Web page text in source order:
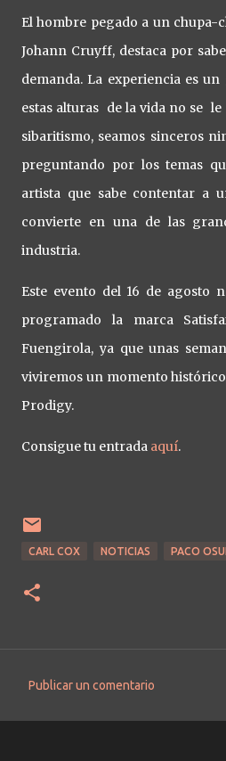
El hombre pegado a un chupa-
Johann Cruyff, destaca por
demanda. La experiencia es
estas alturas de la vida no se
sibaritismo, seamos sinceros
preguntando por los temas
artista que sabe contentar a
convierte en una de las
industria.
Este evento del 16 de agosto
programado la marca
Fuengirola, ya que unas
viviremos un momento
Prodigy.
Consigue tu entrada aquí.
CARL COX NOTICIAS PACO
o
Publicar un comentario